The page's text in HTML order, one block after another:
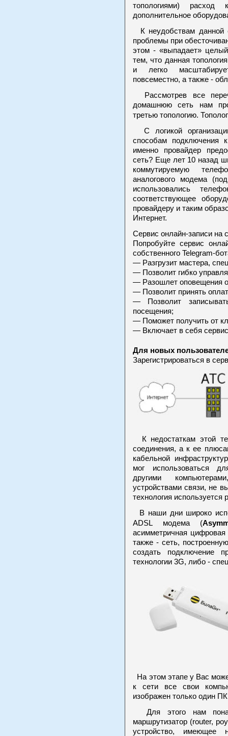
топологиями)
дополнительное
К неудобствам данной
проблемы при
этом - «выпадает»
тем, что данная
и легко
повсеместно, а также -
Рассмотрев все
домашнюю сеть нам
третью топологию.
С логикой
способам подключения
именно провайдер
сеть? Еще лет 10 назад
коммутируемую
аналогового модема
использовались
соответствующее
провайдеру и таким
Интернет.
Сервис онлайн-записи на
Попробуйте сервис
собственного Telegram-
— Разгрузит мастера,
— Позволит гибко
— Разошлет оповещения
— Позволит принять
— Позволит
посещения;
— Поможет получить от
— Включает в себя
Для новых
Зарегистрироваться в
К недостаткам этой
соединения, а к ее
кабельной
мог использоваться
другими
устройствами связи, не
технология используется
В наши дни широко
ADSL модема (
асимметричная
также - сеть,
создать подключение
технологии 3G, либо -
На этом этапе у Вас
к сети все свои
изображен только один
Для этого нам
маршрутизатор (router,
устройство, имеющее